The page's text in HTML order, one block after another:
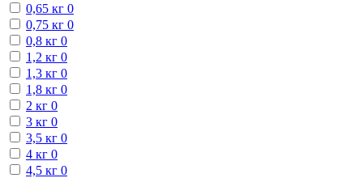
0,65 кг 0
0,75 кг 0
0,8 кг 0
1,2 кг 0
1,3 кг 0
1,8 кг 0
2 кг 0
3 кг 0
3,5 кг 0
4 кг 0
4,5 кг 0